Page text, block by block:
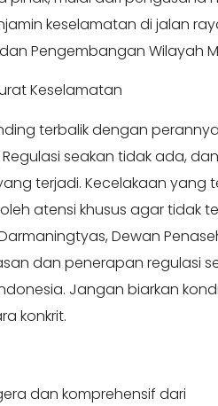
keselamatan di jalan
Pengembangan Wilayah
Keselamatan
terbalik dengan perannya
seakan tidak ada, dan
terjadi. Kecelakaan yang
atensi khusus agar tidak
Dewan
dan penerapan regulasi
Jangan biarkan
konkrit.
dan komprehensif dari